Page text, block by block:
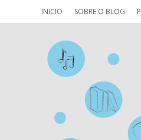
INICIO SOBRE O BLOG